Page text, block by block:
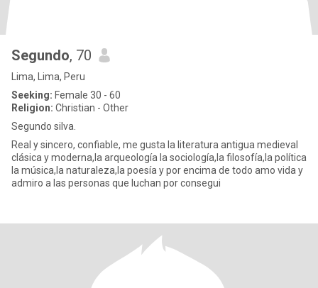
Segundo, 70
Lima, Lima, Peru
Seeking: Female 30 - 60
Religion: Christian - Other
Segundo silva.
Real y sincero, confiable, me gusta la literatura antigua medieval
clásica y moderna,la arqueología la sociología,la filosofía,la política
la música,la naturaleza,la poesía y por encima de todo amo vida y
admiro a las personas que luchan por consegui